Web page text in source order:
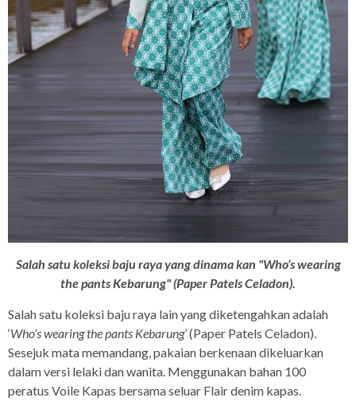
Salah satu koleksi baju raya yang dinama kan "Who’s wearing
the pants Kebarung" (Paper Patels Celadon).
Salah satu koleksi baju raya lain yang diketengahkan adalah
‘Who’s wearing the pants Kebarung’ (Paper Patels Celadon).
Sesejuk mata memandang, pakaian berkenaan dikeluarkan
dalam versi lelaki dan wanita. Menggunakan bahan 100
peratus Voile Kapas bersama seluar Flair denim kapas.